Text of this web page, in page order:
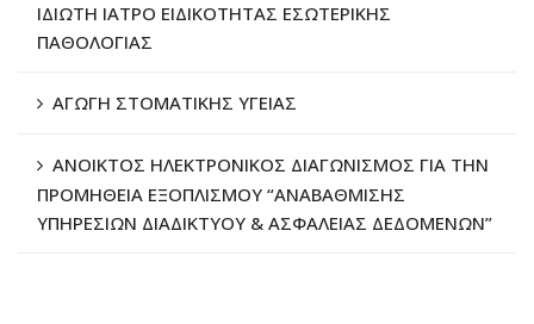
ΙΔΙΩΤΗ ΙΑΤΡΟ ΕΙΔΙΚΟΤΗΤΑΣ ΕΣΩΤΕΡΙΚΗΣ
ΠΑΘΟΛΟΓΙΑΣ
ΑΓΩΓΗ ΣΤΟΜΑΤΙΚΗΣ ΥΓΕΙΑΣ
ΑΝΟΙΚΤΟΣ ΗΛΕΚΤΡΟΝΙΚΟΣ ΔΙΑΓΩΝΙΣΜΟΣ ΓΙΑ ΤΗΝ
ΠΡΟΜΗΘΕΙΑ ΕΞΟΠΛΙΣΜΟΥ “ΑΝΑΒΑΘΜΙΣΗΣ
ΥΠΗΡΕΣΙΩΝ ΔΙΑΔΙΚΤΥΟΥ & ΑΣΦΑΛΕΙΑΣ ΔΕΔΟΜΕΝΩΝ”